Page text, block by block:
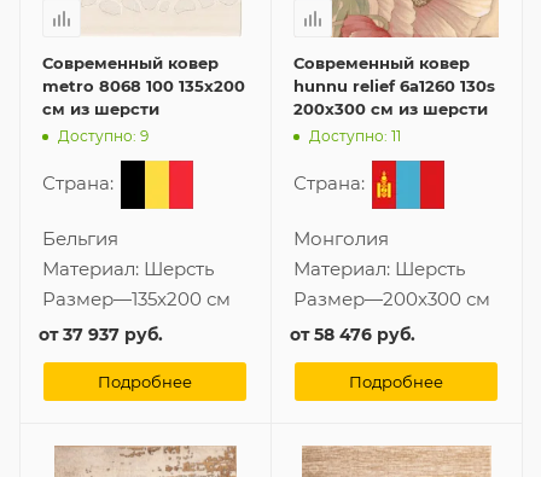
Современный ковер
metro 8068 100 135x200
см из шерсти
Доступно: 9
Страна:
Бельгия
Материал: Шерсть
Размер—135x200 см
от37 937 руб.
Подробнее
Современный ковер
hunnu relief 6a1260 130s
200x300 см из шерсти
Доступно: 11
Страна:
Монголия
Материал: Шерсть
Размер—200x300 см
от58 476 руб.
Подробнее